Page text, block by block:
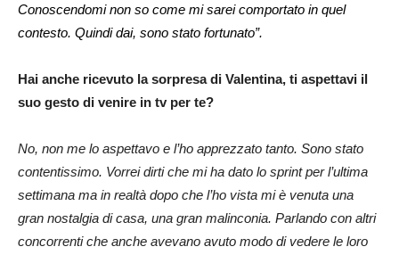
Conoscendomi non so come mi sarei comportato in quel
contesto. Quindi dai, sono stato fortunato”.
Hai anche ricevuto la sorpresa di Valentina, ti aspettavi il
suo gesto di venire in tv per te?
No, non me lo aspettavo e l’ho apprezzato tanto. Sono stato
contentissimo. Vorrei dirti che mi ha dato lo sprint per l’ultima
settimana ma in realtà dopo che l’ho vista mi è venuta una
gran nostalgia di casa, una gran malinconia. Parlando con altri
concorrenti che anche avevano avuto modo di vedere le loro